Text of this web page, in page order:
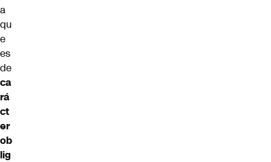
a
qu
e
es
de
ca
rá
ct
er
ob
lig